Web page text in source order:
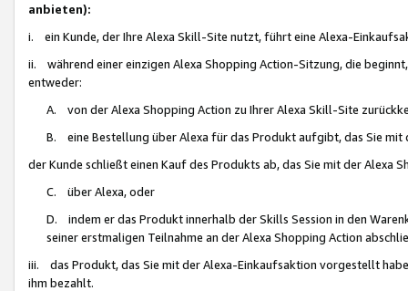
anbieten):
i. ein Kunde, der Ihre Alexa Skill-Site nutzt, führt eine Alexa-
ii. während einer einzigen Alexa Shopping Action-Sitzung, die
entweder:
A. von der Alexa Shopping Action zu Ihrer Alexa Skill-Site
B. eine Bestellung über Alexa für das Produkt aufgibt, das Sie mit
der Kunde schließt einen Kauf des Produkts ab, das Sie mit der Alexa
C. über Alexa, oder
D. indem er das Produkt innerhalb der Skills Session in den
seiner erstmaligen Teilnahme an der Alexa Shopping Action
iii. das Produkt, das Sie mit der Alexa-Einkaufsaktion vorgestellt
ihm bezahlt.